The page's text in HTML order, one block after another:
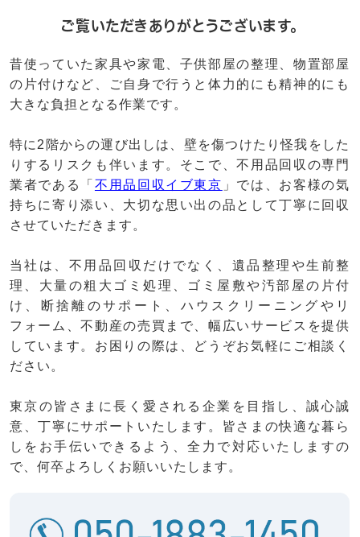
ご覧いただきありがとうございます。
昔使っていた家具や家電、子供部屋の整理、物置部屋
の片付けなど、ご自身で行うと体力的にも精神的にも
大きな負担となる作業です。
特に2階からの運び出しは、壁を傷つけたり怪我をした
りするリスクも伴います。そこで、不用品回収の専門
業者である「 不用品回収イブ東京 」では、お客様の気
持ちに寄り添い、大切な思い出の品として丁寧に回収
させていただきます。
当社は、不用品回収だけでなく、遺品整理や生前整
理、大量の粗大ゴミ処理、ゴミ屋敷や汚部屋の片付
け、断捨離のサポート、ハウスクリーニングやリ
フォーム、不動産の売買まで、幅広いサービスを提供
しています。お困りの際は、どうぞお気軽にご相談く
ださい。
東京の皆さまに長く愛される企業を目指し、誠心誠
意、丁寧にサポートいたします。皆さまの快適な暮ら
しをお手伝いできるよう、全力で対応いたしますの
で、何卒よろしくお願いいたします。